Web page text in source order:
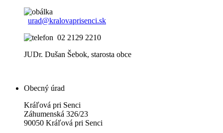
urad@kralovaprisenci.sk
02 2129 2210
JUDr. Dušan Šebok, starosta obce
Obecný úrad
Kráľová pri Senci
Záhumenská 326/23
90050 Kráľová pri Senci